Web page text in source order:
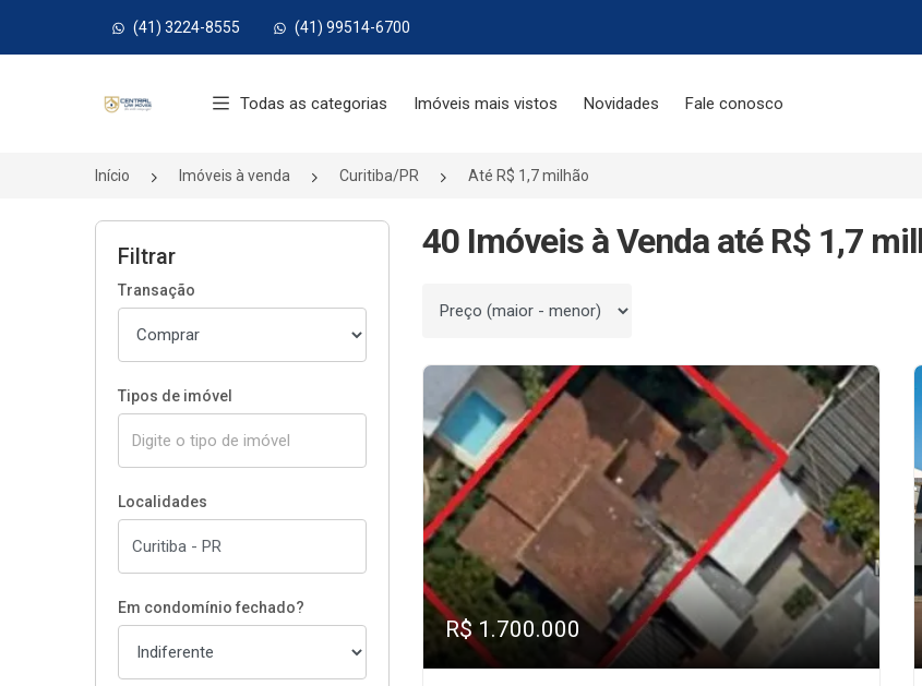
(41) 3224-8555 (41) 99514-6700
Todas as categorias Imóveis mais vistos Novidades Fale conosco
Início Imóveis à venda Curitiba/PR Até R$ 1,7 milhão
Filtrar
Transação
Tipos de imóvel
Localidades
Em condomínio fechado?
40 Imóveis à Venda até R$ 1,7
Ordenar por
R$ 1.700.000